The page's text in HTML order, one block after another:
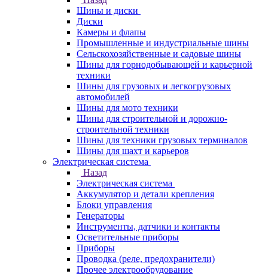
Шины и диски
Диски
Камеры и флапы
Промышленные и индустриальные шины
Сельскохозяйственные и садовые шины
Шины для горнодобывающей и карьерной
техники
Шины для грузовых и легкогрузовых
автомобилей
Шины для мото техники
Шины для строительной и дорожно-
строительной техники
Шины для техники грузовых терминалов
Шины для шахт и карьеров
Электрическая система
Назад
Электрическая система
Аккумулятор и детали крепления
Блоки управления
Генераторы
Инструменты, датчики и контакты
Осветительные приборы
Приборы
Проводка (реле, предохранители)
Прочее электрообрудование